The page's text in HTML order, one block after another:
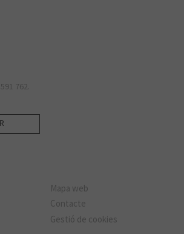
762.
Mapa web
Contacte
Gestió de cookies